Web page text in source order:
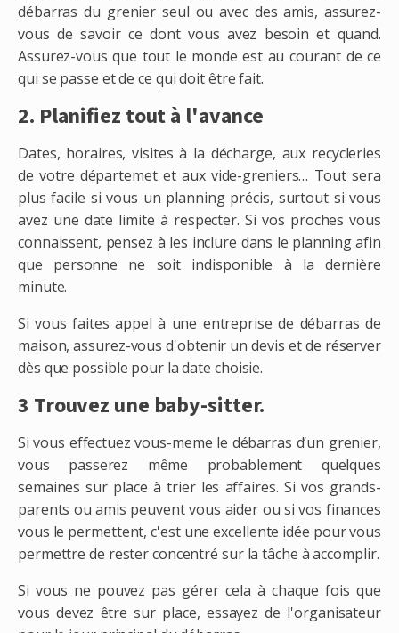
débarras du grenier seul ou avec des amis, assurez-
vous de savoir ce dont vous avez besoin et quand.
Assurez-vous que tout le monde est au courant de ce
qui se passe et de ce qui doit être fait.
2. Planifiez tout à l'avance
Dates, horaires, visites à la décharge, aux recycleries
de votre départemet et aux vide-greniers… Tout sera
plus facile si vous un planning précis, surtout si vous
avez une date limite à respecter. Si vos proches vous
connaissent, pensez à les inclure dans le planning afin
que personne ne soit indisponible à la dernière
minute.
Si vous faites appel à une entreprise de débarras de
maison, assurez-vous d'obtenir un devis et de réserver
dès que possible pour la date choisie.
3 Trouvez une baby-sitter.
Si vous effectuez vous-meme le débarras d’un grenier,
vous passerez même probablement quelques
semaines sur place à trier les affaires. Si vos grands-
parents ou amis peuvent vous aider ou si vos finances
vous le permettent, c'est une excellente idée pour vous
permettre de rester concentré sur la tâche à accomplir.
Si vous ne pouvez pas gérer cela à chaque fois que
vous devez être sur place, essayez de l'organisateur